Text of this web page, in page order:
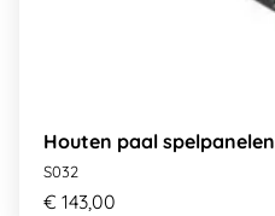
Houten paal spelpanelen
S032
€ 143,00